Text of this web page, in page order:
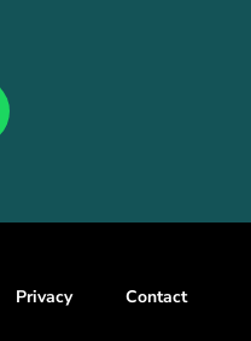
Privacy Contact